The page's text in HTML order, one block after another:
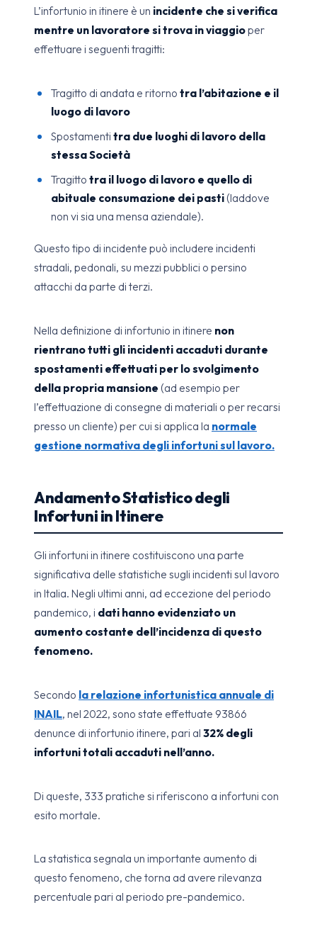
L’infortunio in itinere è un incidente che si verifica
mentre un lavoratore si trova in viaggioper
effettuare i seguenti tragitti:
Tragitto di andata e ritorno tra l’abitazione e il
luogo di lavoro
Spostamenti tra due luoghi di lavoro della
stessa Società
Tragitto tra il luogo di lavoro e quello di
abituale consumazione dei pasti (laddove
non vi sia una mensa aziendale).
Questo tipo di incidente può includere incidenti
stradali, pedonali, su mezzi pubblici o persino
attacchi da parte di terzi.
Nella definizione di infortunio in itinere non
rientrano tutti gli incidenti accaduti durante
spostamenti effettuati per lo svolgimento
della propria mansione (ad esempio per
l’effettuazione di consegne di materiali o per recarsi
presso un cliente) per cui si applica la normale
gestione normativa degli infortuni sul lavoro.
Andamento Statistico degli
Infortuni in Itinere
Gli infortuni in itinere costituiscono una parte
significativa delle statistiche sugli incidenti sul lavoro
in Italia. Negli ultimi anni, ad eccezione del periodo
pandemico, i dati hanno evidenziato un
aumento costante dell’incidenza di questo
fenomeno.
Secondo la relazione infortunistica annuale di
INAIL, nel 2022, sono state effettuate 93866
denunce di infortunio itinere, pari al 32% degli
infortuni totali accaduti nell’anno.
Di queste, 333 pratiche si riferiscono a infortuni con
esito mortale.
La statistica segnala un importante aumento di
questo fenomeno, che torna ad avere rilevanza
percentuale pari al periodo pre-pandemico.